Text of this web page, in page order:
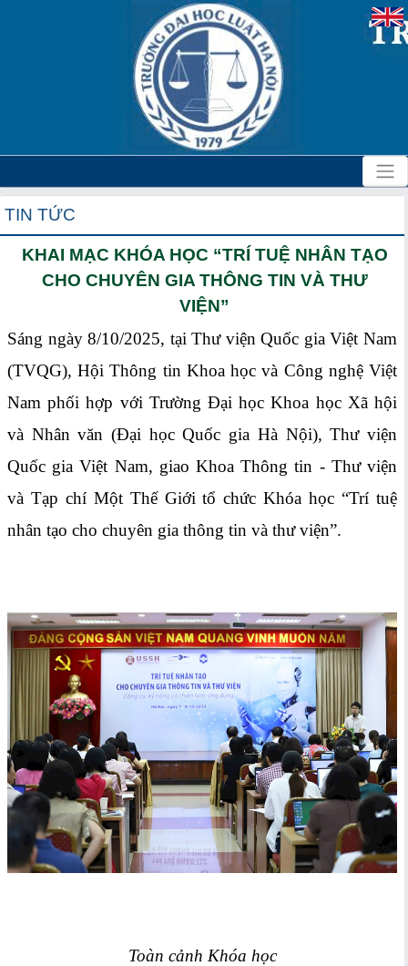
TIN TỨC
KHAI MẠC KHÓA HỌC “TRÍ TUỆ NHÂN TẠO
CHO CHUYÊN GIA THÔNG TIN VÀ THƯ
VIỆN”
Sáng ngày 8/10/2025, tại Thư viện Quốc gia Việt Nam
(TVQG), Hội Thông tin Khoa học và Công nghệ Việt
Nam phối hợp với Trường Đại học Khoa học Xã hội
và Nhân văn (Đại học Quốc gia Hà Nội), Thư viện
Quốc gia Việt Nam, giao Khoa Thông tin - Thư viện
và Tạp chí Một Thế Giới tổ chức Khóa học “Trí tuệ
nhân tạo cho chuyên gia thông tin và thư viện”.
Toàn cảnh Khóa học